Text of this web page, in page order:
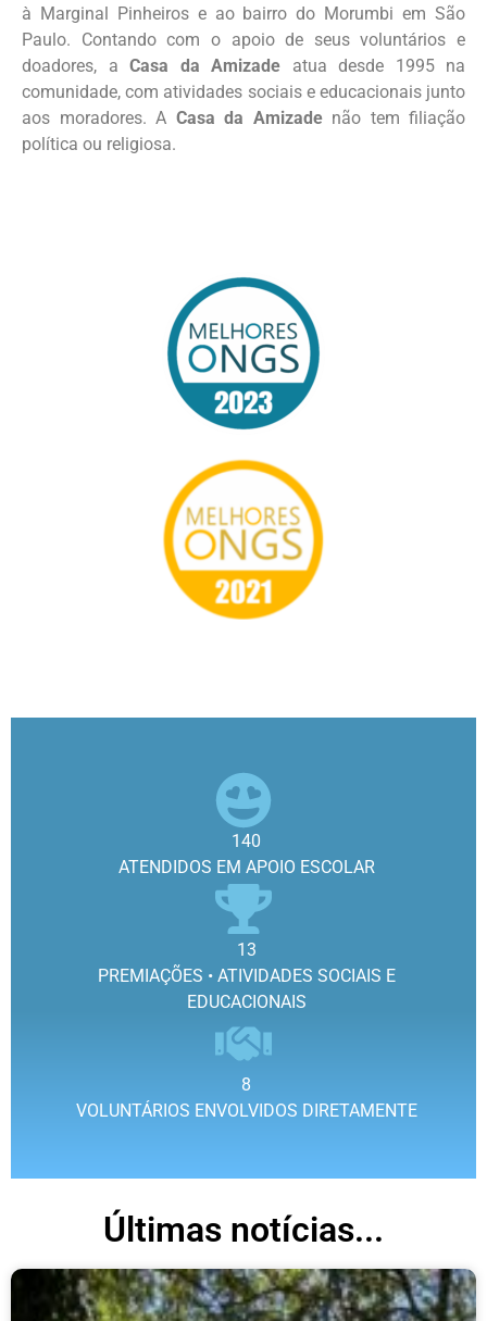
à Marginal Pinheiros e ao bairro do Morumbi em São
Paulo. Contando com o apoio de seus voluntários e
doadores, a Casa da Amizade atua desde 1995 na
comunidade, com atividades sociais e educacionais junto
aos moradores. A Casa da Amizadenão tem filiação
política ou religiosa.
140
ATENDIDOS EM APOIO ESCOLAR
13
PREMIAÇÕES • ATIVIDADES SOCIAIS E
EDUCACIONAIS
8
VOLUNTÁRIOS ENVOLVIDOS DIRETAMENTE
Últimas notícias...